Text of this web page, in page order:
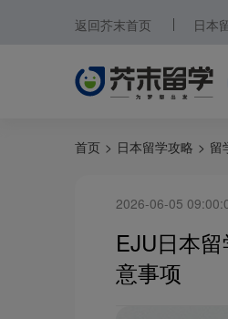
返回芥末首页 日本
首页 > 日本留学攻略 > 留
2026-06-05
EJU日本
意事项